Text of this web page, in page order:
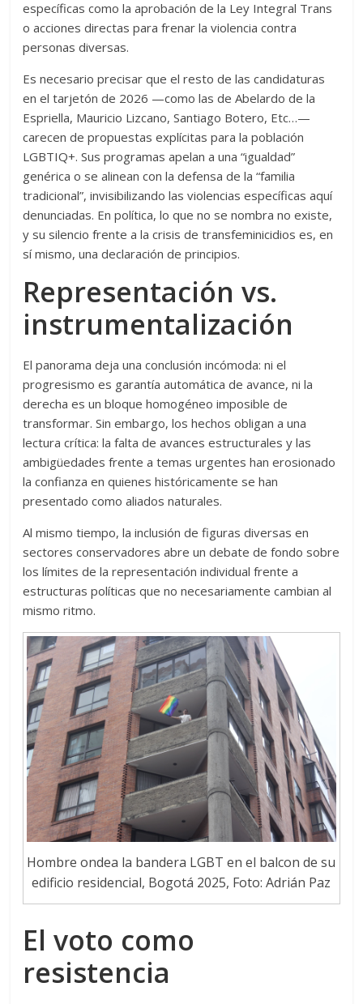
específicas como la aprobación de la Ley Integral Trans
o acciones directas para frenar la violencia contra
personas diversas.
Es necesario precisar que el resto de las candidaturas
en el tarjetón de 2026 —como las de Abelardo de la
Espriella, Mauricio Lizcano, Santiago Botero, Etc…—
carecen de propuestas explícitas para la población
LGBTIQ+. Sus programas apelan a una “igualdad”
genérica o se alinean con la defensa de la “familia
tradicional”, invisibilizando las violencias específicas aquí
denunciadas. En política, lo que no se nombra no existe,
y su silencio frente a la crisis de transfeminicidios es, en
sí mismo, una declaración de principios.
Representación vs.
instrumentalización
El panorama deja una conclusión incómoda: ni el
progresismo es garantía automática de avance, ni la
derecha es un bloque homogéneo imposible de
transformar. Sin embargo, los hechos obligan a una
lectura crítica: la falta de avances estructurales y las
ambigüedades frente a temas urgentes han erosionado
la confianza en quienes históricamente se han
presentado como aliados naturales.
Al mismo tiempo, la inclusión de figuras diversas en
sectores conservadores abre un debate de fondo sobre
los límites de la representación individual frente a
estructuras políticas que no necesariamente cambian al
mismo ritmo.
Hombre ondea la bandera LGBT en el balcon de su
edificio residencial, Bogotá 2025, Foto: Adrián Paz
El voto como
resistencia